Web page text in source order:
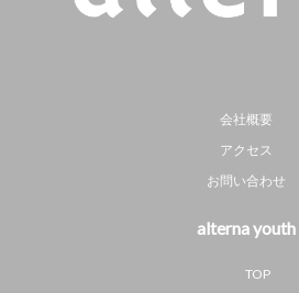
会社概要
アクセス
お問い合わせ
alterna youth
TOP